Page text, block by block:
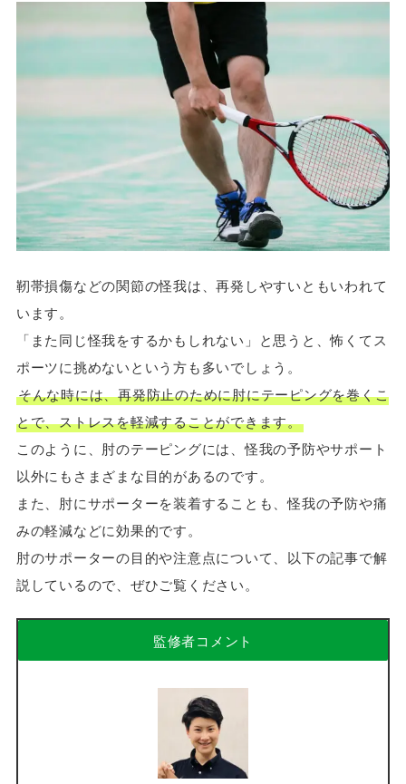
靭帯損傷などの関節の怪我は、再発しやすいともいわれて
います。
「また同じ怪我をするかもしれない」と思うと、怖くてス
ポーツに挑めないという方も多いでしょう。
そんな時には、再発防止のために肘にテーピングを巻くこ
とで、ストレスを軽減することができます。
このように、肘のテーピングには、怪我の予防やサポート
以外にもさまざまな目的があるのです。
また、肘にサポーターを装着することも、怪我の予防や痛
みの軽減などに効果的です。
肘のサポーターの目的や注意点について、以下の記事で解
説しているので、ぜひご覧ください。
監修者コメント